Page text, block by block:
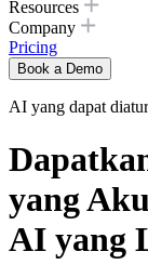
Resources
Company
Pricing
Book a Demo
AI yang dapat diatur
yang
AI yang